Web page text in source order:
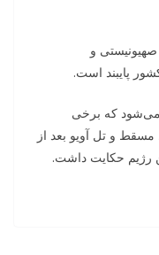
و
پایبند است.
می‌شود که برخی
و تل آویو بعد از
رژیم حکایت داشت.